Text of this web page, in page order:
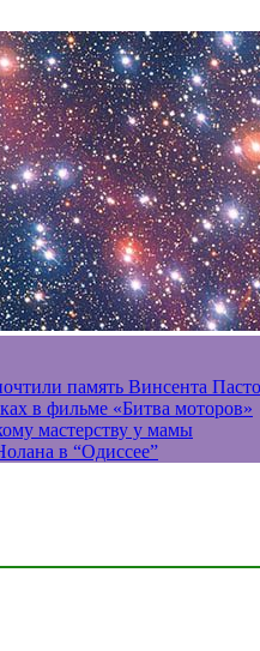
память Винсента
в фильме «Битва моторов»
мастерству у мамы
в “Одиссее”